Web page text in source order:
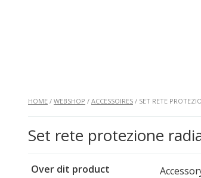
HOME / WEBSHOP / ACCESSOIRES / SET RETE
Set rete protezione
Over dit product